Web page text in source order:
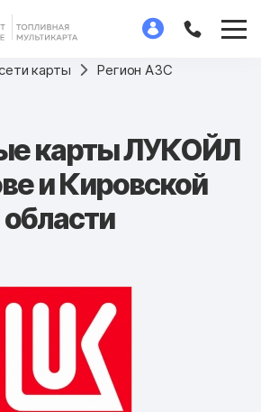
карты Регион АЗС
карты ЛУКОЙЛ
и Кировской
области